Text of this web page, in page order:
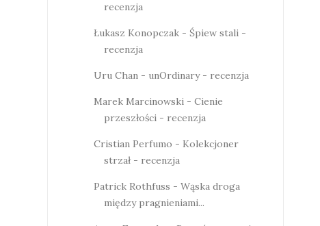
recenzja
Łukasz Konopczak - Śpiew stali -
recenzja
Uru Chan - unOrdinary - recenzja
Marek Marcinowski - Cienie
przeszłości - recenzja
Cristian Perfumo - Kolekcjoner
strzał - recenzja
Patrick Rothfuss - Wąska droga
między pragnieniami...